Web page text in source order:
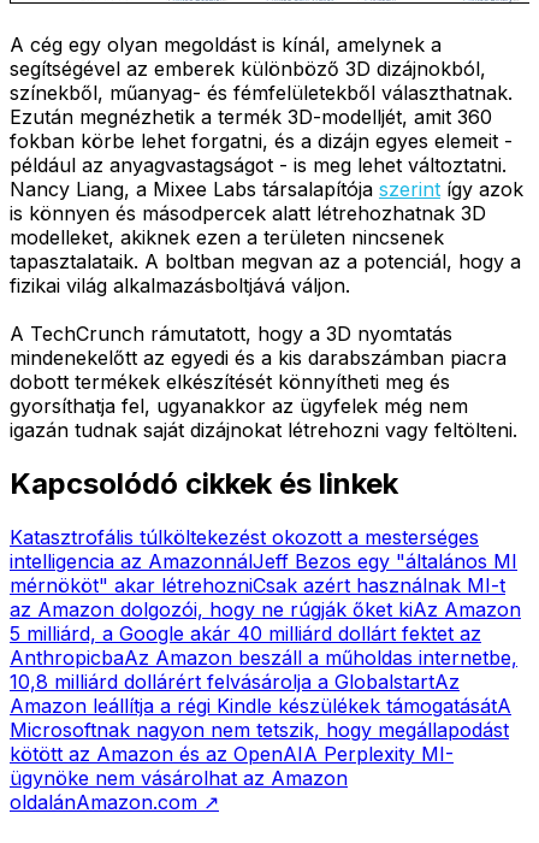
A cég egy olyan megoldást is kínál, amelynek a
segítségével az emberek különböző 3D dizájnokból,
színekből, műanyag- és fémfelületekből választhatnak.
Ezután megnézhetik a termék 3D-modelljét, amit 360
fokban körbe lehet forgatni, és a dizájn egyes elemeit -
például az anyagvastagságot - is meg lehet változtatni.
Nancy Liang, a Mixee Labs társalapítója szerint így azok
is könnyen és másodpercek alatt létrehozhatnak 3D
modelleket, akiknek ezen a területen nincsenek
tapasztalataik. A boltban megvan az a potenciál, hogy a
fizikai világ alkalmazásboltjává váljon.
A TechCrunch rámutatott, hogy a 3D nyomtatás
mindenekelőtt az egyedi és a kis darabszámban piacra
dobott termékek elkészítését könnyítheti meg és
gyorsíthatja fel, ugyanakkor az ügyfelek még nem
igazán tudnak saját dizájnokat létrehozni vagy feltölteni.
Kapcsolódó cikkek és linkek
Katasztrofális túlköltekezést okozott a mesterséges
intelligencia az AmazonnálJeff Bezos egy "általános MI
mérnököt" akar létrehozniCsak azért használnak MI-t
az Amazon dolgozói, hogy ne rúgják őket kiAz Amazon
5 milliárd, a Google akár 40 milliárd dollárt fektet az
AnthropicbaAz Amazon beszáll a műholdas internetbe,
10,8 milliárd dollárért felvásárolja a GlobalstartAz
Amazon leállítja a régi Kindle készülékek támogatásátA
Microsoftnak nagyon nem tetszik, hogy megállapodást
kötött az Amazon és az OpenAIA Perplexity MI-
ügynöke nem vásárolhat az Amazon
oldalánAmazon.com ↗